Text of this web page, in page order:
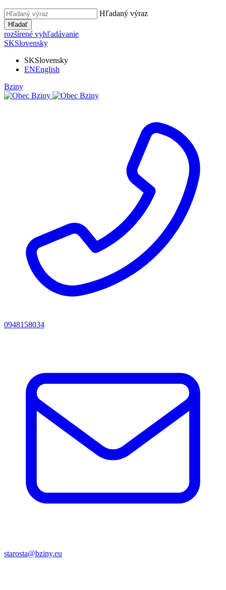
Hľadaný výraz
Hľadať
rozšírené vyhľadávanie
SKSlovensky
SKSlovensky
ENEnglish
Bziny
0948158034
starosta@bziny.eu